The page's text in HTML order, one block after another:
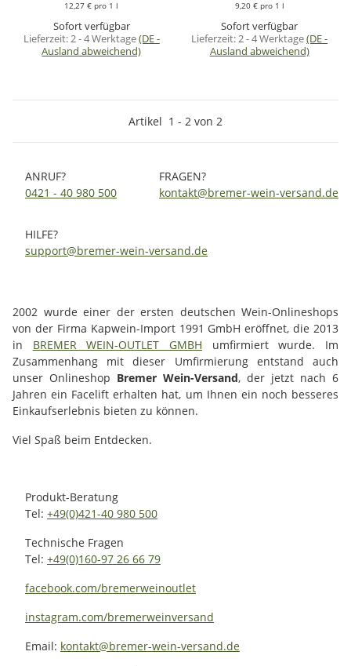
12,27 € pro 1 l
Sofort verfügbar
Lieferzeit:2 - 4 Werktage(DE -
Ausland abweichend)
9,20 € pro 1 l
Sofort verfügbar
Lieferzeit:2 - 4 Werktage(DE -
Ausland abweichend)
Artikel 1 - 2 von 2
ANRUF?
0421 - 40 980 500
FRAGEN?
kontakt@bremer-wein-versand.de
HILFE?
support@bremer-wein-versand.de
2002 wurde einer der ersten deutschen Wein-Onlineshops
von der Firma Kapwein-Import 1991 GmbH eröffnet, die 2013
in BREMER WEIN-OUTLET GMBH umfirmiert wurde. Im
Zusammenhang mit dieser Umfirmierung entstand auch
unser Onlineshop Bremer Wein-Versand, der jetzt nach 6
Jahren ein Facelift erhalten hat, um Ihnen ein noch besseres
Einkaufserlebnis bieten zu können.
Viel Spaß beim Entdecken.
Produkt-Beratung
Tel: +49(0)421-40 980 500
Technische Fragen
Tel: +49(0)160-97 26 66 79
facebook.com/bremerweinoutlet
instagram.com/bremerweinversand
Email: kontakt@bremer-wein-versand.de